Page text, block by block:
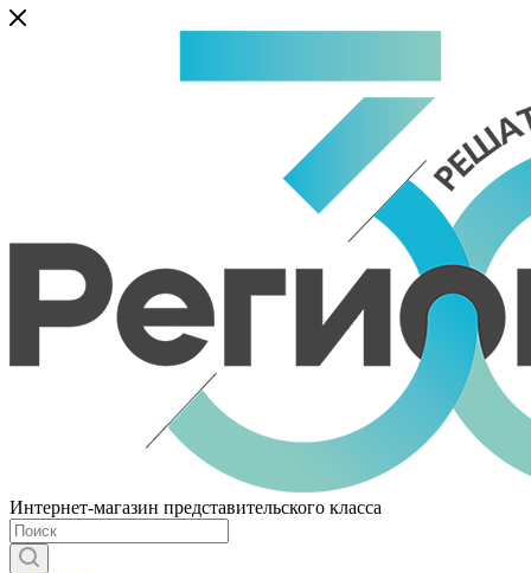
Интернет-магазин представительского класса